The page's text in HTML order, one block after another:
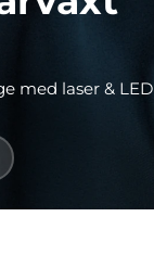
med laser & LED